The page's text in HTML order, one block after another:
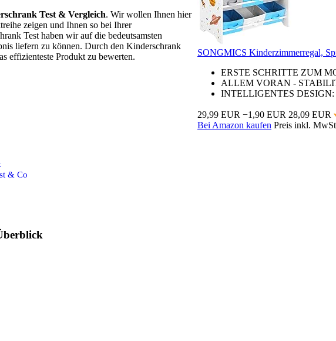
Test & Vergleich. Wir wollen Ihnen hier
zeigen und Ihnen so bei Ihrer
Test haben wir auf die bedeutsamsten
liefern zu können. Durch den Kinderschrank
effizienteste Produkt zu bewerten.
SONGMICS Kinderzimmerregal,
ERSTE SCHRITTE ZUM
ALLEM VORAN -
INTELLIGENTES DESIGN:
29,99 EUR −1,90 EUR 28,09 EUR
Bei Amazon kaufen Preis inkl.
& Co